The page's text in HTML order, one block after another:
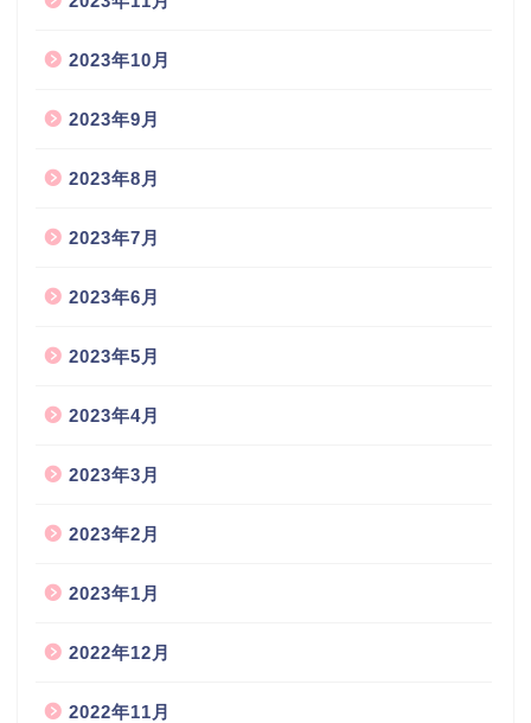
2023年10月
2023年9月
2023年8月
2023年7月
2023年6月
2023年5月
2023年4月
2023年3月
2023年2月
2023年1月
2022年12月
2022年11月